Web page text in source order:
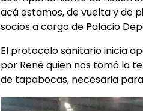
acá estamos, de vuelta y de
socios a cargo de Palacio
El protocolo sanitario inicia
por René quien nos tomó la
de tapabocas, necesaria